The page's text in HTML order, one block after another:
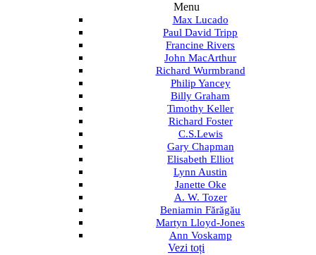
Menu
Max Lucado
Paul David Tripp
Francine Rivers
John MacArthur
Richard Wurmbrand
Philip Yancey
Billy Graham
Timothy Keller
Richard Foster
C.S.Lewis
Gary Chapman
Elisabeth Elliot
Lynn Austin
Janette Oke
A. W. Tozer
Beniamin Fărăgău
Martyn Lloyd-Jones
Ann Voskamp
Vezi toți